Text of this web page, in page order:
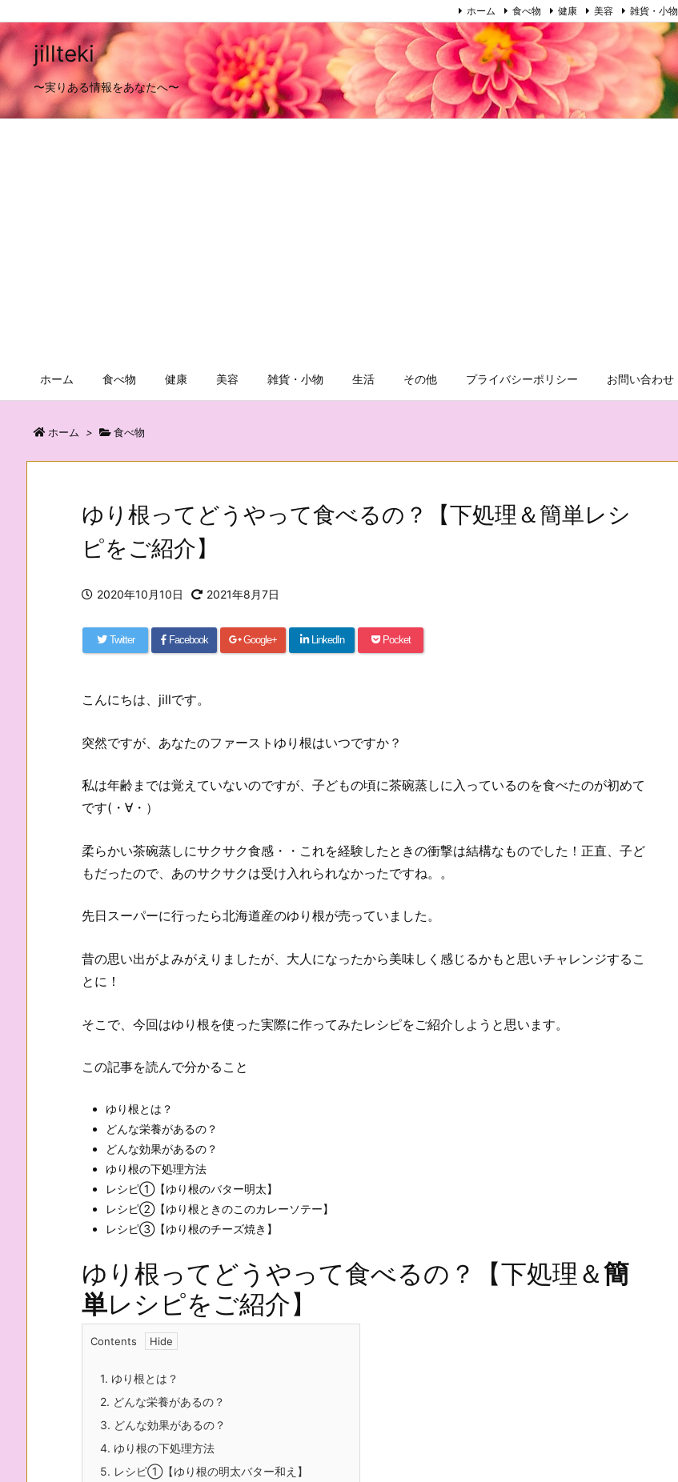
jillteki
〜実りある情報をあなたへ〜
ホーム 食べ物 健康 美容 雑貨・小物 生活 その他 プライバシーポリシー お問い合わせ
ホーム 食べ物 健康 美容 雑貨・小物
ホーム > 食べ物
ゆり根ってどうやって食べるの？【下処理＆簡単レシ
ピをご紹介】
2020年10月10日 2021年8月7日
Twitter Facebook Google+ LinkedIn Pocket
こんにちは、jillです。
突然ですが、あなたのファーストゆり根はいつですか？
私は年齢までは覚えていないのですが、子どもの頃に茶碗蒸しに入っているのを食べたのが初めて
です(・∀・）
柔らかい茶碗蒸しにサクサク食感・・これを経験したときの衝撃は結構なものでした！正直、子ど
もだったので、あのサクサクは受け入れられなかったですね。。
先日スーパーに行ったら北海道産のゆり根が売っていました。
昔の思い出がよみがえりましたが、大人になったから美味しく感じるかもと思いチャレンジするこ
とに！
そこで、今回はゆり根を使った実際に作ってみたレシピをご紹介しようと思います。
この記事を読んで分かること
ゆり根とは？
どんな栄養があるの？
どんな効果があるの？
ゆり根の下処理方法
レシピ①【ゆり根のバター明太】
レシピ②【ゆり根ときのこのカレーソテー】
レシピ③【ゆり根のチーズ焼き】
ゆり根ってどうやって食べるの？【下処理＆簡
単レシピをご紹介】
Contents
1. ゆり根とは？
2. どんな栄養があるの？
3. どんな効果があるの？
4. ゆり根の下処理方法
5. レシピ①【ゆり根の明太バター和え】